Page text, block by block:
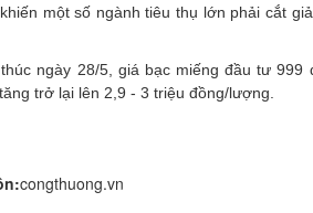
một số ngành tiêu thụ lớn phải cắt
ngày 28/5, giá bạc miếng đầu tư 999
trở lại lên 2,9 - 3 triệu đồng/lượng.
congthuong.vn